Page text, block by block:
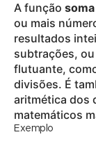
A função soma
ou mais
resultados
subtrações,
flutuante,
divisões. É
aritmética dos
matemáticos
Exemplo